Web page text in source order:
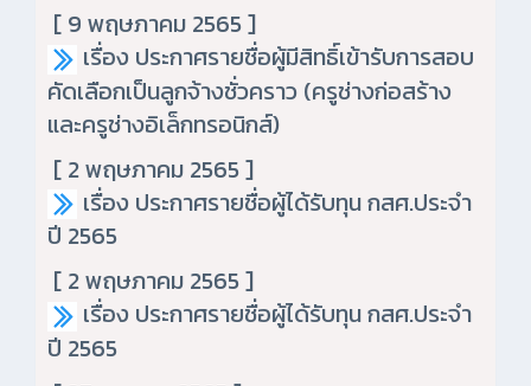
[ 9 พฤษภาคม 2565 ]
เรื่อง ประกาศรายชื่อผู้มีสิทธิ์เข้ารับการสอบ
คัดเลือกเป็นลูกจ้างชั่วคราว (ครูช่างก่อสร้าง
และครูช่างอิเล็กทรอนิกส์)
[ 2 พฤษภาคม 2565 ]
เรื่อง ประกาศรายชื่อผู้ได้รับทุน กสศ.ประจำ
ปี 2565
[ 2 พฤษภาคม 2565 ]
เรื่อง ประกาศรายชื่อผู้ได้รับทุน กสศ.ประจำ
ปี 2565